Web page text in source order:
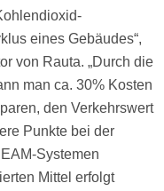
eines Gebäudes“,
von Rauta. „Durch die
man ca. 30% Kosten
den Verkehrswert
Punkte bei der
Systemen
Mittel erfolgt